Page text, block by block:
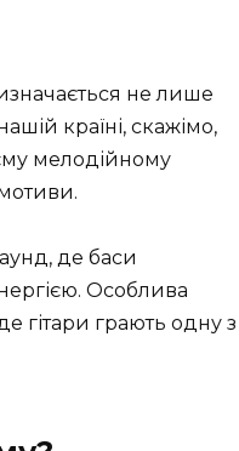
не лише
країні, скажімо,
мелодійному
де баси
Особлива
гітари грають одну з